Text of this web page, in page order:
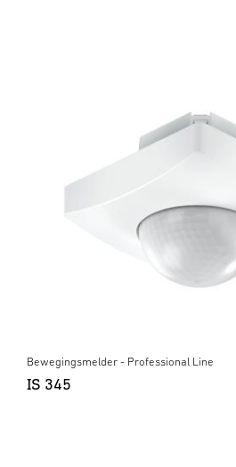
Bewegingsmelder - Professional Line
IS 345